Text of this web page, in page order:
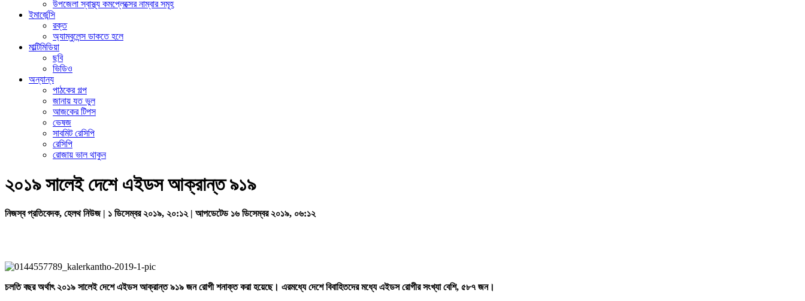
উপজেলা স্বাস্থ্য কমপ্লেক্সের নাম্বার সমূহ
ইমার্জেন্সি
রক্ত
অ্যাম্বুলেন্স ডাকতে হলে
মাল্টিমিডিয়া
ছবি
ভিডিও
অন্যান্য
পাঠকের গল্প
জানায় যত ভুল
আজকের টিপস
ভেষজ
সাবমিট রেসিপি
রেসিপি
রোজায় ভাল থাকুন
২০১৯ সালেই দেশে এইডস আক্রান্ত ৯১৯
নিজস্ব প্রতিবেদক, হেলথ নিউজ | ১ ডিসেম্বর ২০১৯, ২০:১২ | আপডেটেড ১৬ ডিসেম্বর ২০১৯, ০৬:১২
চলতি বছর অর্থাৎ ২০১৯ সালেই দেশে এইডস আক্রান্ত ৯১৯ জন রোগী শনাক্ত করা হয়েছে। এরমধ্যে দেশে বিবাহিতদের মধ্যে এইডস রোগীর সংখ্যা বেশি, ৫৮৭ জন।